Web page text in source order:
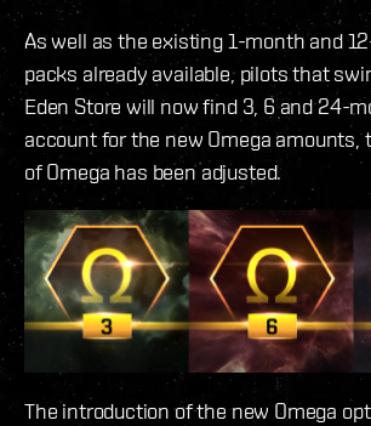
As well as the existing 1-month and
packs already available, pilots that
Eden Store will now find 3, 6 and 24-
account for the new Omega amounts,
of Omega has been adjusted.
The introduction of the new Omega